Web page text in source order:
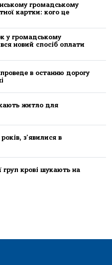
громадському
картки: кого це
у громадському
новий спосіб оплати
в останню дорогу
житло для
з'явилися в
груп крові шукають на